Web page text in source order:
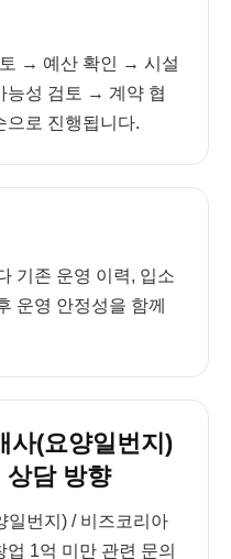
→ 예산 확인 → 시설
능성 검토 → 계약 협
로 진행됩니다.
기존 운영 이력, 입소
운영 안정성을 함께
사(요양일번지)
상담 방향
일번지) / 비즈코리아
1억 미만 관련 문의